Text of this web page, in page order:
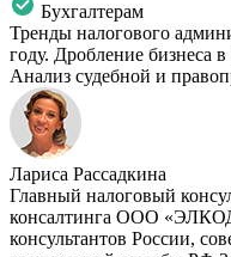
Бухгалтерам
Тренды налогового
году. Дробление бизнеса
Анализ судебной и
Лариса Рассадкина
Главный налоговый
консалтинга ООО
консультантов России,